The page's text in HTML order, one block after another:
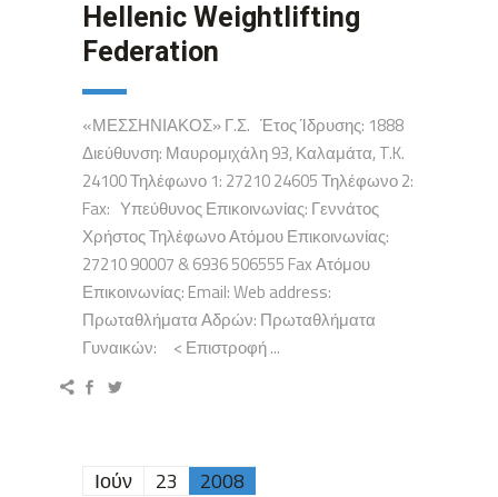
Hellenic Weightlifting
Federation
«ΜΕΣΣΗΝΙΑΚΟΣ» Γ.Σ. Έτος Ίδρυσης: 1888
Διεύθυνση: Μαυρομιχάλη 93, Καλαμάτα, T.K.
24100 Τηλέφωνο 1: 27210 24605 Τηλέφωνο 2:
Fax: Υπεύθυνος Επικοινωνίας: Γεννάτος
Χρήστος Τηλέφωνο Ατόμου Επικοινωνίας:
27210 90007 & 6936 506555 Fax Ατόμου
Επικοινωνίας: Email: Web address:
Πρωταθλήματα Αδρών: Πρωταθλήματα
Γυναικών: < Επιστροφή ...
Ιούν 23 2008